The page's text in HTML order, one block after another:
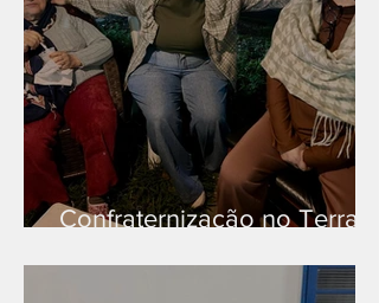
Confraternização no Terra